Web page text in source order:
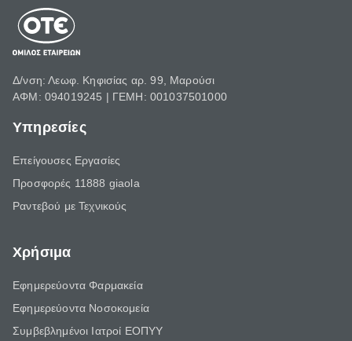
Δ/νση: Λεωφ. Κηφισίας αρ. 99, Μαρούσι
ΑΦΜ: 094019245 | ΓΕΜΗ: 001037501000
Υπηρεσίες
Επείγουσες Εργασίες
Προσφορές 11888 giaola
Ραντεβού με Τεχνικούς
Χρήσιμα
Εφημερεύοντα Φαρμακεία
Εφημερεύοντα Νοσοκομεία
Συμβεβλημένοι Ιατροί ΕΟΠΥΥ